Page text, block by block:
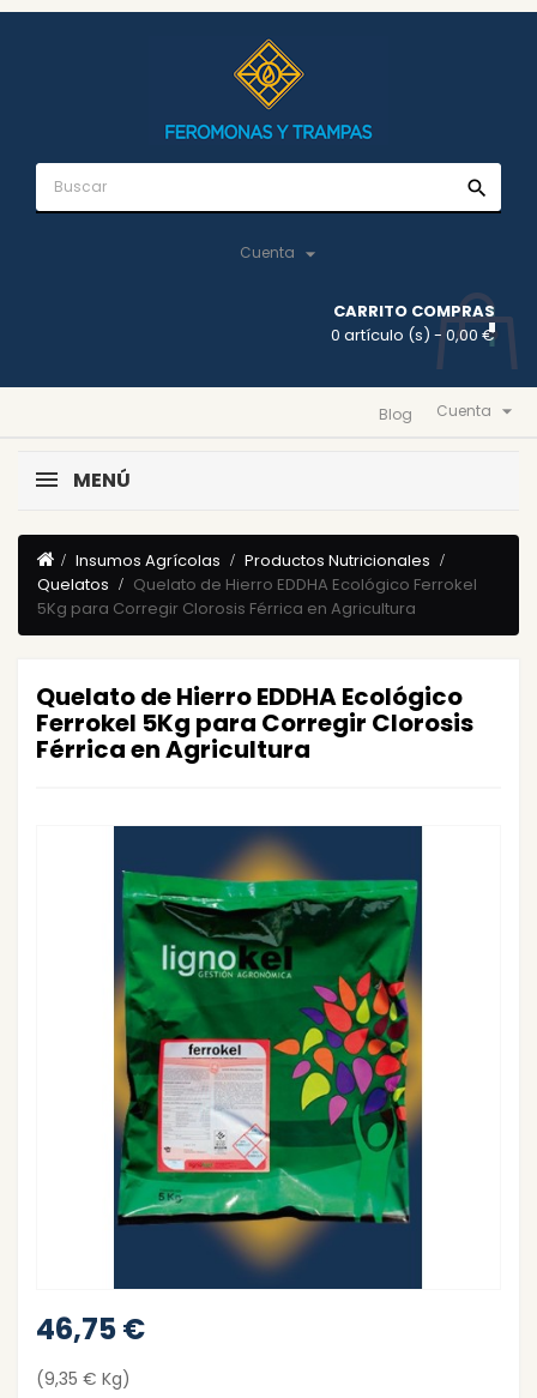
search
Cuenta 
CARRITO COMPRAS
0 artículo (s) - 0,00 €
Cuenta 
Blog
MENÚ
Insumos Agrícolas
Productos Nutricionales
Quelatos
Quelato de Hierro EDDHA Ecológico Ferrokel
5Kg para Corregir Clorosis Férrica en Agricultura
Quelato de Hierro EDDHA Ecológico
Ferrokel 5Kg para Corregir Clorosis
Férrica en Agricultura
46,75 €
(9,35 € Kg)